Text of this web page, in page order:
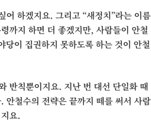
어 하겠지요. 그리고 “새정치”라는 이름
까지 하면 더 좋겠지만, 사람들이 안철
이 집권하지 못하도록 하는 것이 안철
반칙뿐이지요. 지난 번 대선 단일화 때
안철수의 전략은 끝까지 떼를 써서 사람
요.